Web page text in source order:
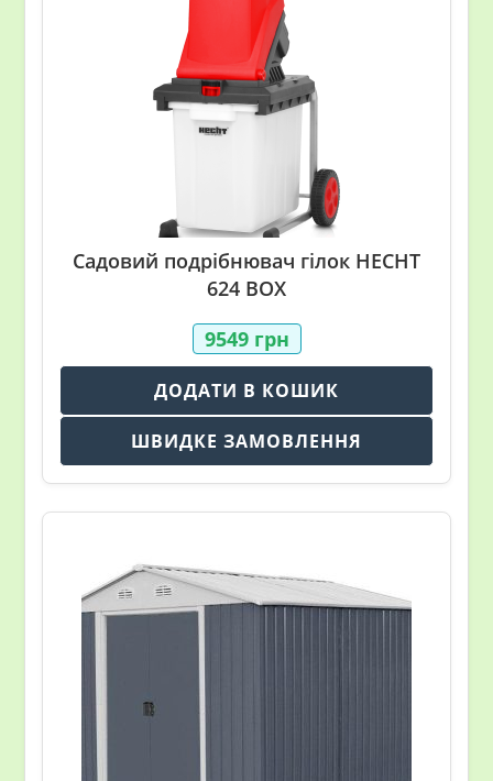
Садовий подрібнювач гілок HECHT
624 BOX
9549 грн
ДОДАТИ В КОШИК
ШВИДКЕ ЗАМОВЛЕННЯ